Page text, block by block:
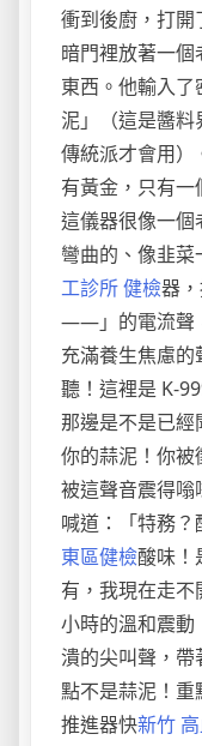
衝到後廚，打開
暗門裡放著一
東西。他輸入
泥」（這是醬
傳統派才會用）
有黃金，只有一
這儀器很像一個
彎曲的、像韭
工診所 健檢器
——」的電流聲
充滿養生焦慮
聽！這裡是 K-
那邊是不是已
你的蒜泥！你被
被這聲音震得
喊道：「特務
東區健檢酸味！
有，我現在走
小時的溫和震動
潰的尖叫聲，帶
點不是蒜泥！
推進器快新竹